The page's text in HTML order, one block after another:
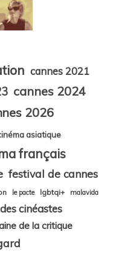
cannes 2021
cannes 2024
2026
asiatique
français
festival de cannes
le pacte lgbtqi+ malavida
cinéastes
de la critique